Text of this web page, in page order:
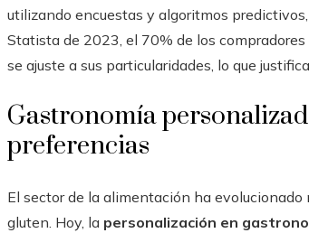
utilizando encuestas y algoritmos
Statista de 2023, el 70% de los
se ajuste a sus particularidades, lo que
Gastronomía
preferencias
El sector de la alimentación ha
gluten. Hoy, la personalización en